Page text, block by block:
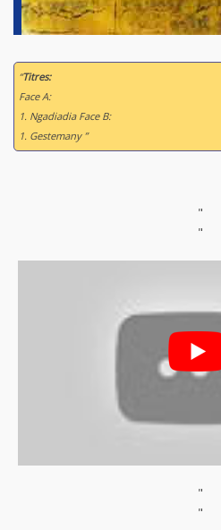
“Titres:
Face A:
1. Ngadiadia Face B:
1. Gestemany ”
"
"
"
"